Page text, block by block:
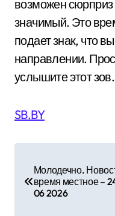
возможен
значимый. Это
подает знак, что
направлении.
услышите этот зов.
SB.BY
Молодечно.
время местное –
06 2026